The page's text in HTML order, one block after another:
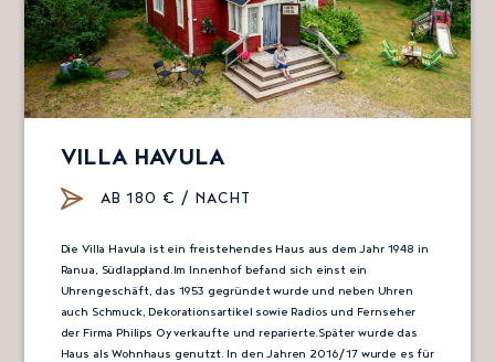
VILLA HAVULA
AB 180 € / NACHT
Die Villa Havula ist ein freistehendes Haus aus dem Jahr 1948 in
Ranua, Südlappland.Im Innenhof befand sich einst ein
Uhrengeschäft, das 1953 gegründet wurde und neben Uhren
auch Schmuck, Dekorationsartikel sowie Radios und Fernseher
der Firma Philips Oy verkaufte und reparierte.Später wurde das
Haus als Wohnhaus genutzt. In den Jahren 2016/17 wurde es für